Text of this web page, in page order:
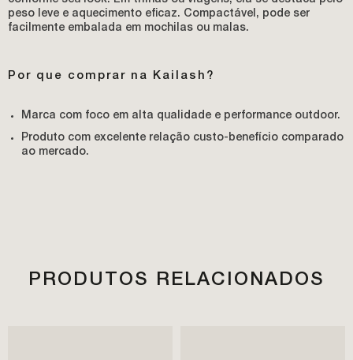
peso leve e aquecimento eficaz. Compactável, pode ser
facilmente embalada em mochilas ou malas.
Por que comprar na Kailash?
Marca com foco em alta qualidade e performance outdoor.
Produto com excelente relação custo-benefício comparado
ao mercado.
PRODUTOS RELACIONADOS